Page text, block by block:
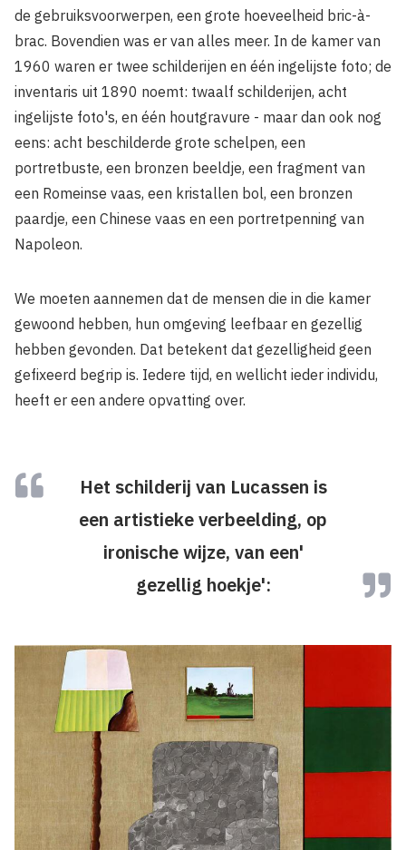
de gebruiksvoorwerpen, een grote hoeveelheid bric-à-
brac. Bovendien was er van alles meer. In de kamer van
1960 waren er twee schilderijen en één ingelijste foto; de
inventaris uit 1890 noemt: twaalf schilderijen, acht
ingelijste foto's, en één houtgravure - maar dan ook nog
eens: acht beschilderde grote schelpen, een
portretbuste, een bronzen beeldje, een fragment van
een Romeinse vaas, een kristallen bol, een bronzen
paardje, een Chinese vaas en een portretpenning van
Napoleon.
We moeten aannemen dat de mensen die in die kamer
gewoond hebben, hun omgeving leefbaar en gezellig
hebben gevonden. Dat betekent dat gezelligheid geen
gefixeerd begrip is. Iedere tijd, en wellicht ieder individu,
heeft er een andere opvatting over.
Het schilderij van Lucassen is
een artistieke verbeelding, op
ironische wijze, van een'
gezellig hoekje':